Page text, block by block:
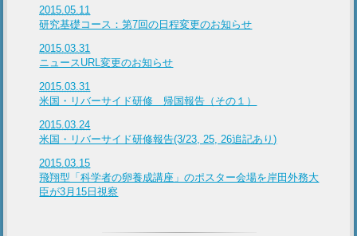
2015.05.11
研究基礎コース：第7回の日程変更のお知らせ
2015.03.31
ニュースURL変更のお知らせ
2015.03.31
米国・リバーサイド研修 帰国報告（その１）
2015.03.24
米国・リバーサイド研修報告(3/23, 25, 26追記あり)
2015.03.15
飛翔型「科学者の卵養成講座」のポスター会場を岸田外務大
臣が3月15日視察